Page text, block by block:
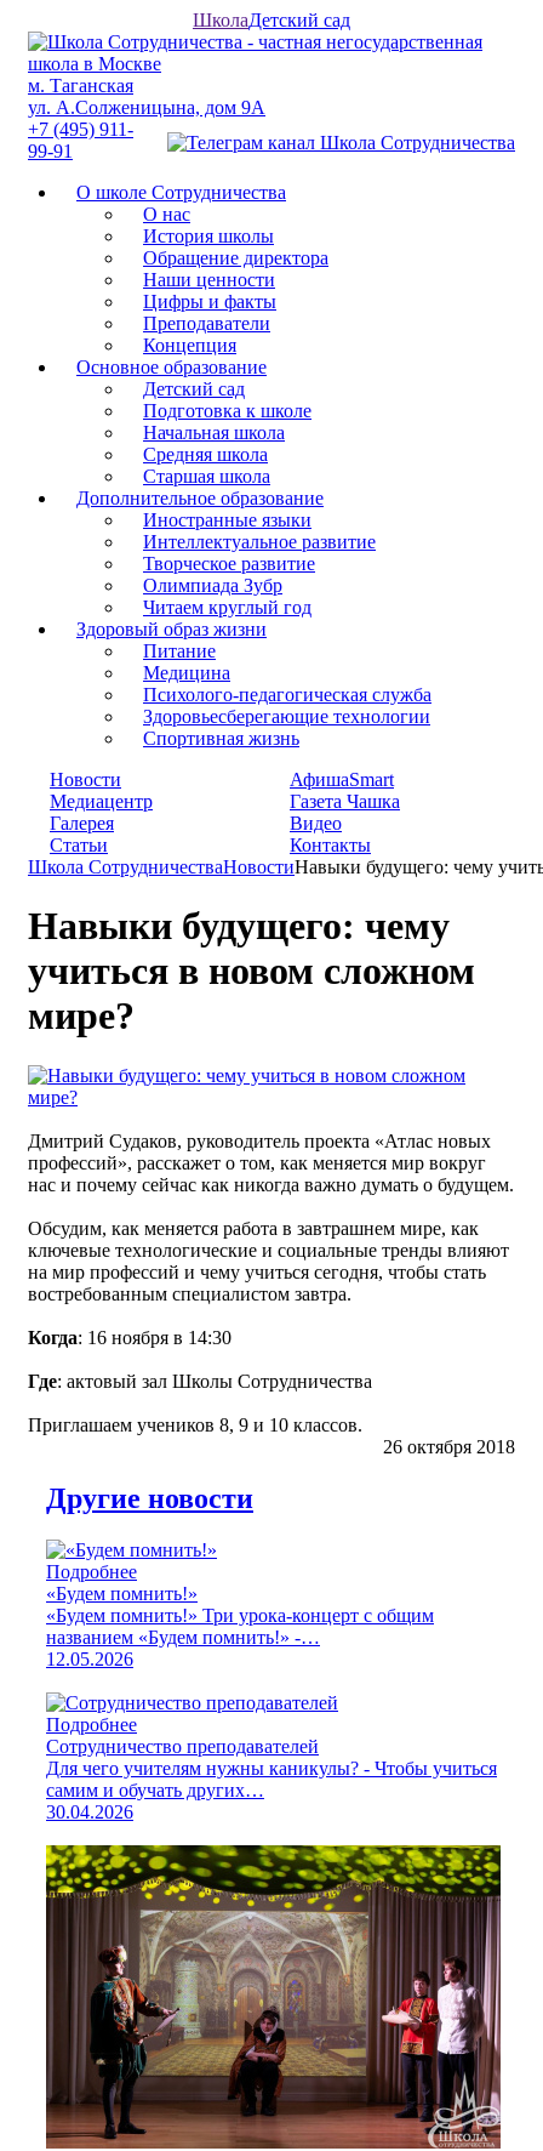
ШколаДетский сад
м. Таганская
ул. А.Солженицына, дом 9А
+7 (495) 911-
99-91
О школе Сотрудничества
О нас
История школы
Обращение директора
Наши ценности
Цифры и факты
Преподаватели
Концепция
Основное образование
Детский сад
Подготовка к школе
Начальная школа
Средняя школа
Старшая школа
Дополнительное образование
Иностранные языки
Интеллектуальное развитие
Творческое развитие
Олимпиада Зубр
Читаем круглый год
Здоровый образ жизни
Питание
Медицина
Психолого-педагогическая служба
Здоровьесберегающие технологии
Спортивная жизнь
Новости
АфишаSmart
Медиацентр
Газета Чашка
Галерея
Видео
Статьи
Контакты
Школа СотрудничестваНовостиНавыки будущего: чему
Навыки будущего: чему
учиться в новом сложном
мире?
Дмитрий Судаков, руководитель проекта «Атлас новых
профессий», расскажет о том, как меняется мир вокруг
нас и почему сейчас как никогда важно думать о будущем.
Обсудим, как меняется работа в завтрашнем мире, как
ключевые технологические и социальные тренды влияют
на мир профессий и чему учиться сегодня, чтобы стать
востребованным специалистом завтра.
Когда: 16 ноября в 14:30
Где: актовый зал Школы Сотрудничества
Приглашаем учеников 8, 9 и 10 классов.
26 октября 2018
Другие новости
Подробнее
«Будем помнить!»
«Будем помнить!» Три урока-концерт с общим
названием «Будем помнить!» -…
12.05.2026
Подробнее
Сотрудничество преподавателей
Для чего учителям нужны каникулы? - Чтобы учиться
самим и обучать других…
30.04.2026